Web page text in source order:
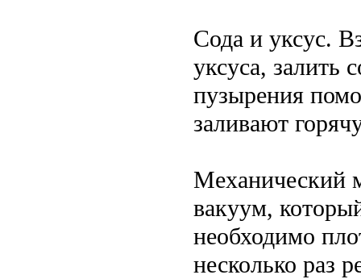
Сода и уксус.
уксуса, залить
пузырения
заливают
Механический
вакуум,
необходимо
несколько раз